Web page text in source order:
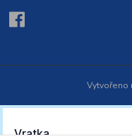
Vytvořeno